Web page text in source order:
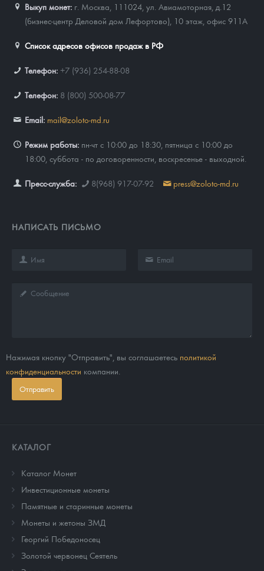
Выкуп монет: г. Москва, 111024, ул. Авиамоторная, д.12
(бизнес-центр Деловой дом Лефортово), 10 этаж, офис 911А
Список адресов офисов продаж в РФ
Телефон: +7 (936) 254-88-08
Телефон: 8 (800) 500-08-77
Email: mail@zoloto-md.ru
Режим работы: пн-чт с 10:00 до 18:30, пятница с 10:00 до
18:00, суббота - по договоренности, воскресенье - выходной.
Пресс-служба: 8(968) 917-07-92 press@zoloto-md.ru
НАПИСАТЬ ПИСЬМО
Нажимая кнопку "Отправить", вы соглашаетесь политикой
конфиденциальности компании.
Отправить
КАТАЛОГ
Каталог Монет
Инвестиционные монеты
Памятные и старинные монеты
Монеты и жетоны ЗМД
Георгий Победоносец
Золотой червонец Сеятель